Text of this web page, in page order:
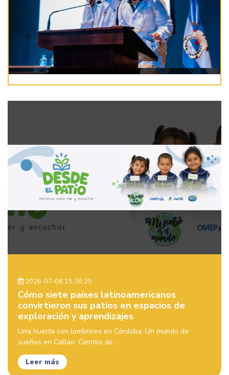
2026-07-08 15:36:25
Cómo siete países latinoamericanos
convirtieron sus patios en espacios de
exploración y aprendizajes
Una huerta con lombrices en Córdoba. Un mundo de
sueños en Callao. Cientos de ...
Leer más